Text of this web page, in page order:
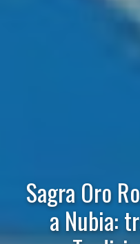
Sagra Oro
a Nubia: